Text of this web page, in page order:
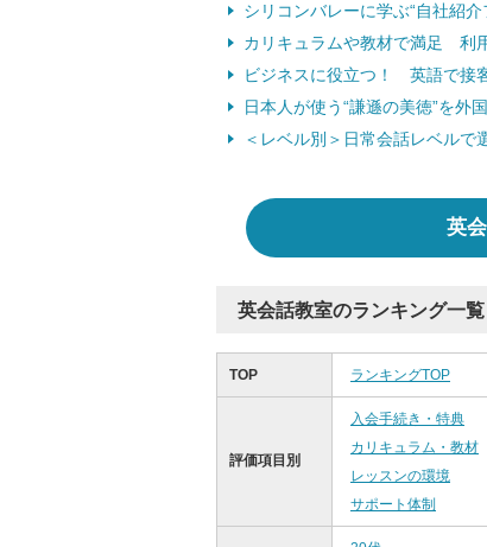
シリコンバレーに学ぶ“自社紹介
カリキュラムや教材で満足 利
ビジネスに役立つ！ 英語で接
日本人が使う“謙遜の美徳”を外
＜レベル別＞日常会話レベルで
英
英会話教室のランキング一覧
TOP ランキングTOP
評価項目別
入会手続き・特典
カリキュラム・教材
レッスンの環境
サポート体制